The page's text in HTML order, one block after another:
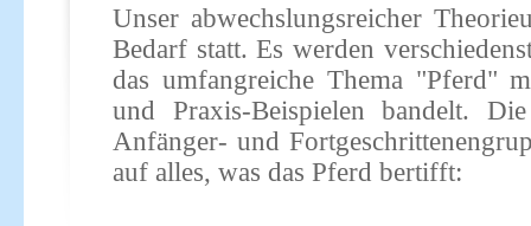
Unser abwechslungsreicher
Bedarf statt. Es werden
das umfangreiche Thema "Pferd"
und Praxis-Beispielen bandelt.
Anfänger- und
auf alles, was das Pferd bertifft: